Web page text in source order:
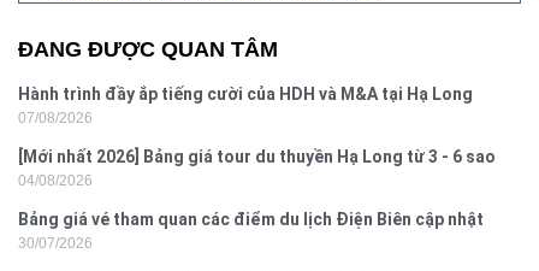
ĐANG ĐƯỢC QUAN TÂM
Hành trình đầy ắp tiếng cười của HDH và M&A tại Hạ Long
07/08/2026
[Mới nhất 2026] Bảng giá tour du thuyền Hạ Long từ 3 - 6 sao
04/08/2026
Bảng giá vé tham quan các điểm du lịch Điện Biên cập nhật
2026
30/07/2026